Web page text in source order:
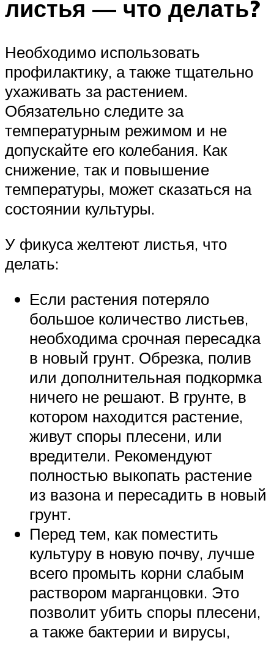
листья — что делать?
Необходимо использовать
профилактику, а также тщательно
ухаживать за растением.
Обязательно следите за
температурным режимом и не
допускайте его колебания. Как
снижение, так и повышение
температуры, может сказаться на
состоянии культуры.
У фикуса желтеют листья, что
делать:
Если растения потеряло
большое количество листьев,
необходима срочная пересадка
в новый грунт. Обрезка, полив
или дополнительная подкормка
ничего не решают. В грунте, в
котором находится растение,
живут споры плесени, или
вредители. Рекомендуют
полностью выкопать растение
из вазона и пересадить в новый
грунт.
Перед тем, как поместить
культуру в новую почву, лучше
всего промыть корни слабым
раствором марганцовки. Это
позволит убить споры плесени,
а также бактерии и вирусы,